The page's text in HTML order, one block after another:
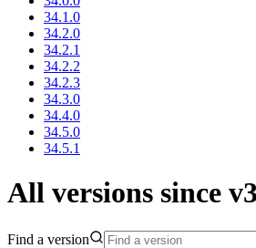
34.1.0
34.2.0
34.2.1
34.2.2
34.2.3
34.3.0
34.4.0
34.5.0
34.5.1
All versions since
Find a version